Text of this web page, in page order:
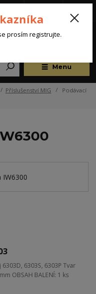
Menu
Příslušenství MIG
Podávací
6303S, 6303P Tvar
OBSAH BALENÍ: 1 ks
prosím registrujte.